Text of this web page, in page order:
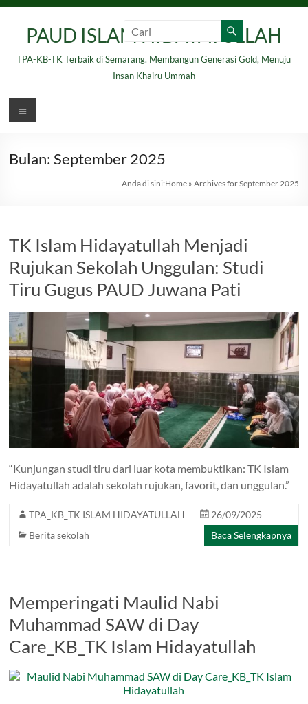
contentPAUD ISLAM HIDAYATULLAH
TPA-KB-TK Terbaik di Semarang. Membangun Generasi Gold, Menuju
Insan Khairu Ummah
Menu
Bulan:September 2025
Anda di sini:Home» Archives for September 2025
TK Islam Hidayatullah Menjadi
Rujukan Sekolah Unggulan: Studi
Tiru Gugus PAUD Juwana Pati
“Kunjungan studi tiru dari luar kota membuktikan: TK Islam
Hidayatullah adalah sekolah rujukan, favorit, dan unggulan.”
TPA_KB_TK ISLAM HIDAYATULLAH
26/09/2025
Berita sekolah
Baca Selengkapnya
Memperingati Maulid Nabi
Muhammad SAW di Day
Care_KB_TK Islam Hidayatullah